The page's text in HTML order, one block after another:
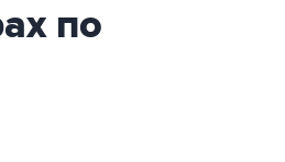
по